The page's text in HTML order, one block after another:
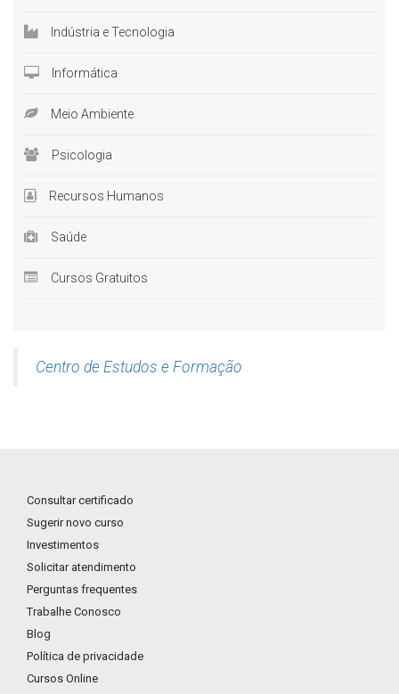
Indústria e Tecnologia
Informática
Meio Ambiente
Psicologia
Recursos Humanos
Saúde
Cursos Gratuitos
Centro de Estudos e Formação
Consultar certificado
Sugerir novo curso
Investimentos
Solicitar atendimento
Perguntas frequentes
Trabalhe Conosco
Blog
Política de privacidade
Cursos Online